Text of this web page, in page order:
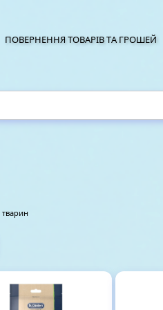
ПОВЕРНЕННЯ ТОВАРІВ ТА ГРОШЕЙ